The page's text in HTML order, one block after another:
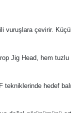
vuruşlara çevirir.
Head, hem tuzlu
hedef